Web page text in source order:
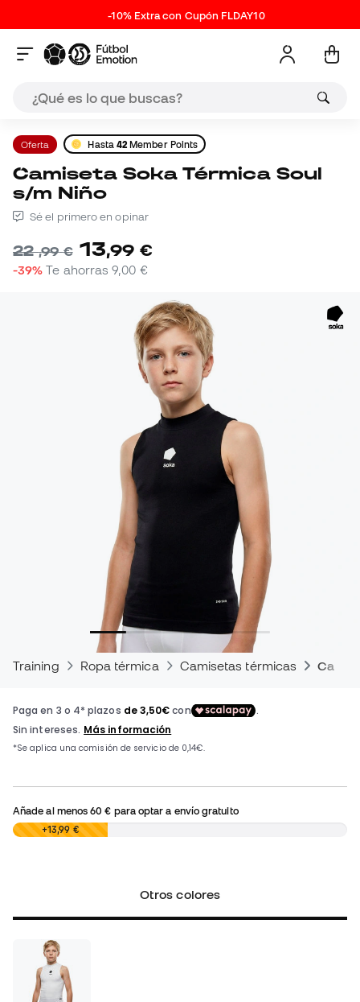
-10% Extra con Cupón FLDAY10
Oferta Hasta 42 Member Points
Camiseta Soka Térmica Soul
s/m Niño
Sé el primero en opinar
22,99 € 13,99 €
-39% Te ahorras9,00 €
Training Ropa térmica Camisetas térmicas
Añade al menos60 € para optar a envío gratuito
0,00 €+13,99 €
Otros colores